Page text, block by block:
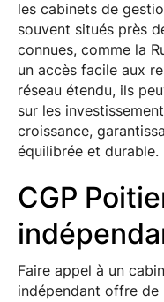
les cabinets de
souvent situés près
connues, comme la
un accès facile aux
réseau étendu, ils
sur les
croissance,
équilibrée et durable.
CGP
Faire appel à un
indépendant offre de